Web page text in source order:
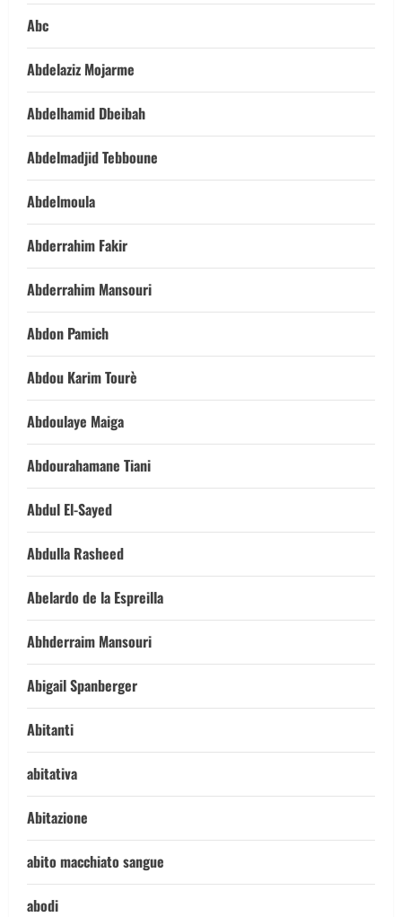
Abc
Abdelaziz Mojarme
Abdelhamid Dbeibah
Abdelmadjid Tebboune
Abdelmoula
Abderrahim Fakir
Abderrahim Mansouri
Abdon Pamich
Abdou Karim Tourè
Abdoulaye Maiga
Abdourahamane Tiani
Abdul El-Sayed
Abdulla Rasheed
Abelardo de la Espreilla
Abhderraim Mansouri
Abigail Spanberger
Abitanti
abitativa
Abitazione
abito macchiato sangue
abodi